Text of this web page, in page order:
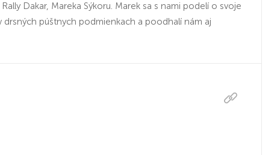
Dakar, Mareka Sýkoru. Marek sa s nami podelí o svoje
púštnych podmienkach a poodhalí nám aj